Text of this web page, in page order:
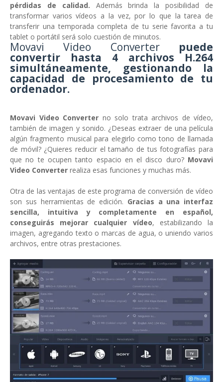
pérdidas de calidad. Además brinda la posibilidad de
transformar varios vídeos a la vez, por lo que la tarea de
transferir una temporada completa de tu serie favorita a tu
tablet o portátil será solo cuestión de minutos.
Movavi Video Converterpuede
convertir hasta 4 archivos H.264
simultáneamente, gestionando la
capacidad de procesamiento de tu
ordenador.
Movavi Video Converter no solo trata archivos de vídeo,
también de imagen y sonido. ¿Deseas extraer de una película
algún fragmento musical para elegirlo como tono de llamada
de móvil? ¿Quieres reducir el tamaño de tus fotografías para
que no te ocupen tanto espacio en el disco duro? Movavi
Video Converter realiza esas funciones y muchas más.
Otra de las ventajas de este programa de conversión de vídeo
son sus herramientas de edición. Gracias a una interfaz
sencilla, intuitiva y completamente en español,
conseguirás mejorar cualquier vídeo, estabilizando la
imagen, agregando texto o marcas de agua, o uniendo varios
archivos, entre otras prestaciones.